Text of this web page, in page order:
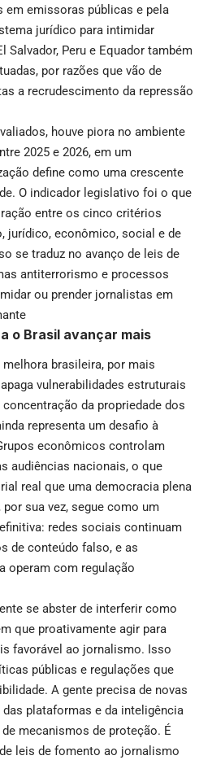
em emissoras públicas e pela
jurídico para intimidar
Salvador, Peru e Equador também
por razões que vão de
a recrudescimento da repressão
houve piora no ambiente
2025 e 2026, em um
define como uma crescente
O indicador legislativo foi o que
entre os cinco critérios
jurídico, econômico, social e de
se traduz no avanço de leis de
antiterrorismo e processos
ou prender jornalistas em
o Brasil avançar mais
brasileira, por mais
vulnerabilidades estruturais
da propriedade dos
representa um desafio à
econômicos controlam
audiências nacionais, o que
real que uma democracia plena
sua vez, segue como um
redes sociais continuam
de conteúdo falso, e as
operam com regulação
se abster de interferir como
que proativamente agir para
favorável ao jornalismo. Isso
públicas e regulações que
A gente precisa de novas
plataformas e da inteligência
mecanismos de proteção. É
leis de fomento ao jornalismo